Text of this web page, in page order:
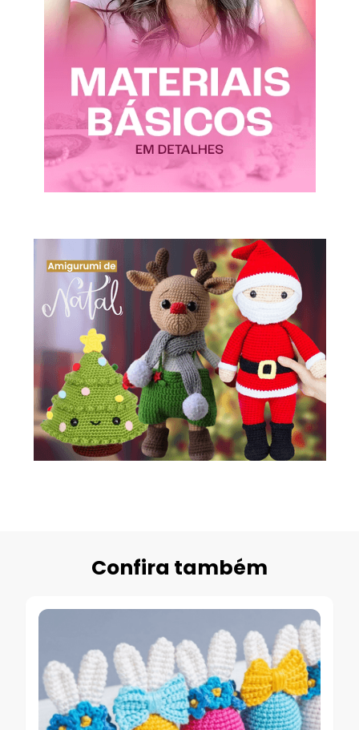
Confira também